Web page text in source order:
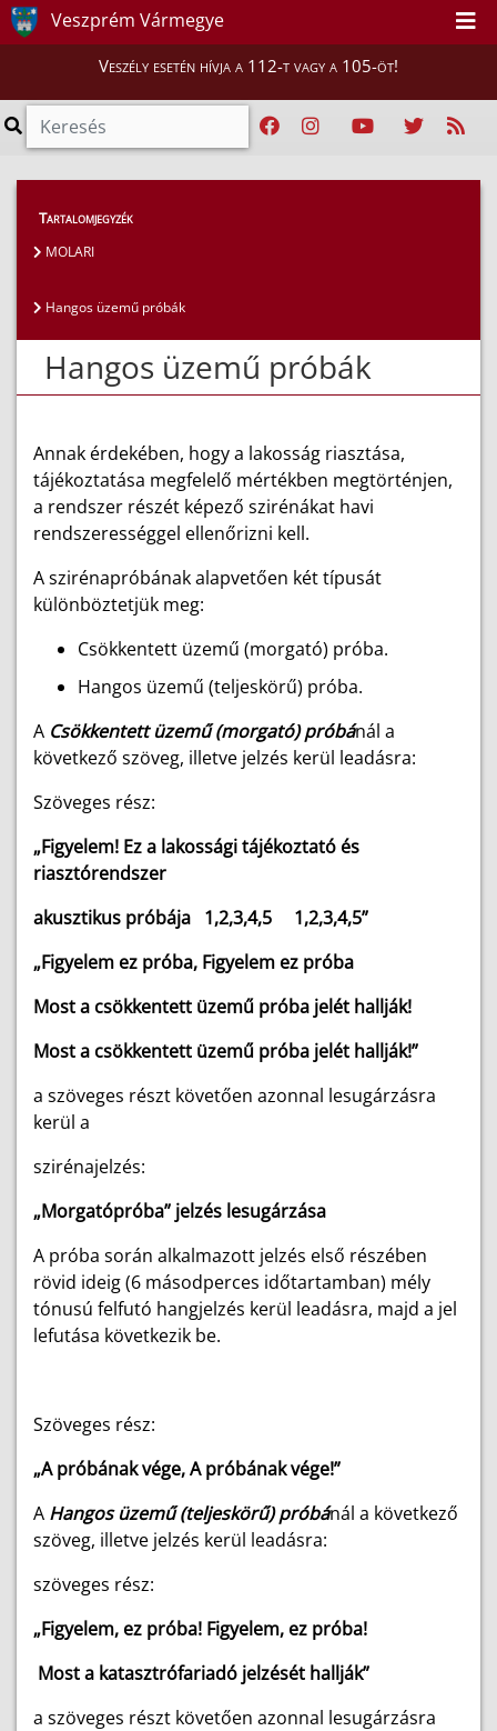
Veszprém Vármegye
Veszély esetén hívja a 112-t vagy a 105-öt!
Lakosság >
Hangos üzemű próbák
Tartalomjegyzék
MOLARI
Hangos üzemű próbák
Hangos üzemű próbák
Annak érdekében, hogy a lakosság riasztása,
tájékoztatása megfelelő mértékben megtörténjen,
a rendszer részét képező szirénákat havi
rendszerességgel ellenőrizni kell.
A szirénapróbának alapvetően két típusát
különböztetjük meg:
Csökkentett üzemű (morgató) próba.
Hangos üzemű (teljeskörű) próba.
A Csökkentett üzemű (morgató) próbánál a
következő szöveg, illetve jelzés kerül leadásra:
Szöveges rész:
„Figyelem! Ez a lakossági tájékoztató és
riasztórendszer
akusztikus próbája 1,2,3,4,5 1,2,3,4,5”
„Figyelem ez próba, Figyelem ez próba
Most a csökkentett üzemű próba jelét hallják!
Most a csökkentett üzemű próba jelét hallják!”
a szöveges részt követően azonnal lesugárzásra
kerül a
szirénajelzés:
„Morgatópróba” jelzés lesugárzása
A próba során alkalmazott jelzés első részében
rövid ideig (6 másodperces időtartamban) mély
tónusú felfutó hangjelzés kerül leadásra, majd a jel
lefutása következik be.
Szöveges rész:
„A próbának vége, A próbának vége!”
A Hangos üzemű (teljeskörű) próbánál a következő
szöveg, illetve jelzés kerül leadásra:
szöveges rész:
„Figyelem, ez próba! Figyelem, ez próba!
Most a katasztrófariadó jelzését hallják”
a szöveges részt követően azonnal lesugárzásra